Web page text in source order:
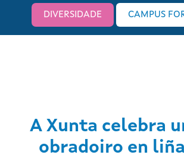
DIVERSIDADE CAMPUS
A Xunta celebra
obradoiro en